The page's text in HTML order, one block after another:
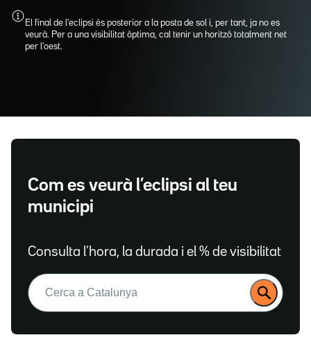
El final de l'eclipsi és posterior a la posta de sol i, per tant, ja no es
veurà. Per a una visibilitat òptima, cal tenir un horitzó totalment net
per l'oest.
Com es veurà l’eclipsi al teu
municipi
Consulta l’hora, la durada i el % de visibilitat
Buscar: